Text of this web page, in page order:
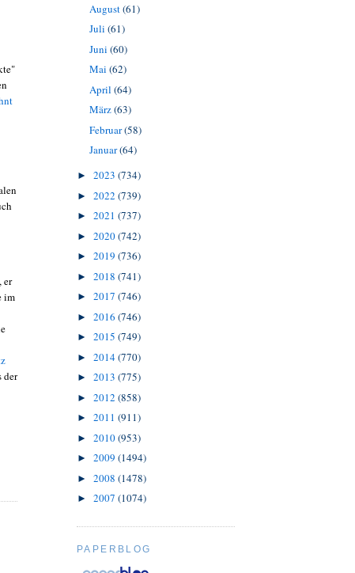
er
im
der
August(61)
Juli (61)
Juni (60)
Mai (62)
April (64)
März(63)
Februar(58)
Januar(64)
► 2023 (734)
► 2022 (739)
► 2021 (737)
► 2020(742)
► 2019 (736)
► 2018 (741)
► 2017 (746)
► 2016 (746)
► 2015 (749)
► 2014(770)
► 2013 (775)
► 2012 (858)
► 2011 (911)
► 2010(953)
► 2009 (1494)
► 2008 (1478)
► 2007 (1074)
PAPERBLOG